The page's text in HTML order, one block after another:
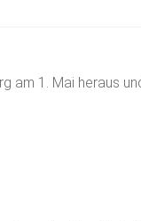
am 1. Mai heraus